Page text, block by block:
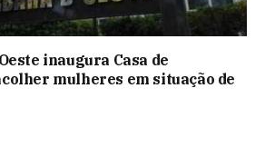
inaugura Casa de
mulheres em situação de